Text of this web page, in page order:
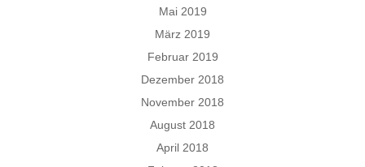
Mai 2019
März 2019
Februar 2019
Dezember 2018
November 2018
August 2018
April 2018